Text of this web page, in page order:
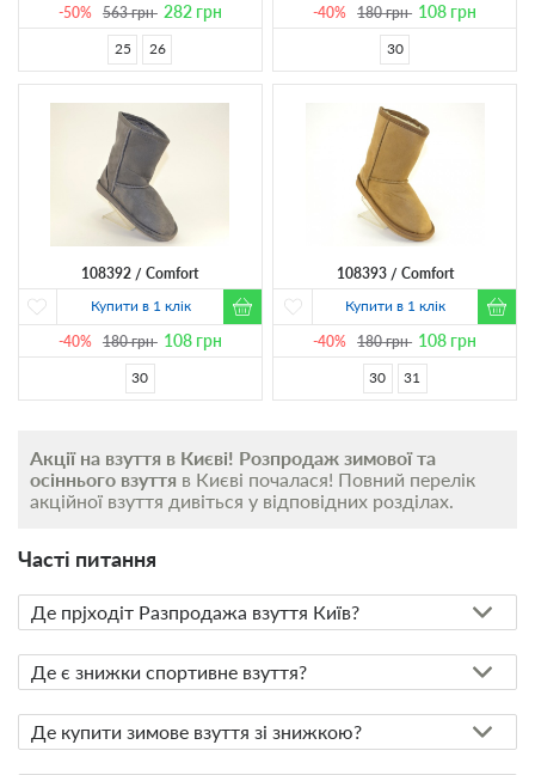
-50% 563грн 282грн
25 26
-40% 180грн 108 грн
30
108392
Comfort
Купити в 1 клік
-40% 180грн 108грн
30
108393
Comfort
Купити в 1 клік
-40% 180грн 108 грн
30 31
Акції на взуття в Києві! Розпродаж зимової та
осіннього взуття в Києві почалася! Повний перелік
акційної взуття дивіться у відповідних розділах.
Часті питання
Де прjходіт Разпродажа взуття Київ?
Де є знижки спортивне взуття?
Де купити зимове взуття зі знижкою?